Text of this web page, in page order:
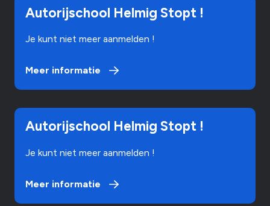
Meer informatie
Autorijschool Helmig Stopt !
Je kunt niet meer aanmelden !
Meer informatie
Meer informatie
Autorijschool Helmig Stopt !
Je kunt niet meer aanmelden !
Meer informatie